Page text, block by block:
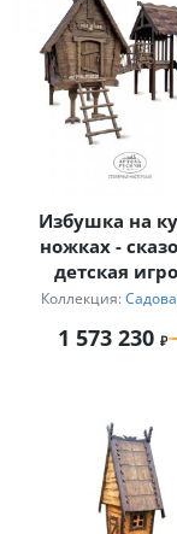
Избушка на
ножках -
детская
площадка из
сказки"
Коллекция:
1 573 230